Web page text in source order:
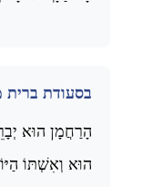
בסעודת ברית
הָרַחֲמָן הוּא
הוּא וְאִשְׁתּוֹ